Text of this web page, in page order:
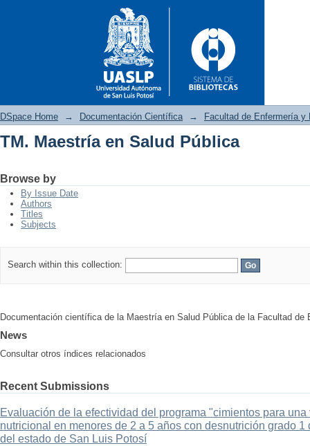
DSpace Home → Documentación Científica → Facultad de Enfermería y
TM. Maestría en Salud Pública
Browse by
By Issue Date
Authors
Titles
Subjects
Search within this collection:
Documentación científica de la Maestría en Salud Pública de la Facultad de
News
Consultar otros índices relacionados
Recent Submissions
Evaluación de la efectividad del programa "cimientos para
nutricional en menores de 2 a 5 años con desnutrición grado
del estado de San Luis Potosí